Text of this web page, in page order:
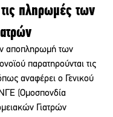
πληρωμές των
αποπληρωμή των
παρατηρούνται τις
αναφέρει o Γενικού
(Ομοσπονδία
Γιατρών